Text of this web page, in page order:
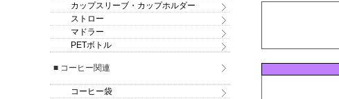
カップスリーブ・カップホルダー
ストロー
マドラー
PETボトル
■ コーヒー関連
コーヒー袋